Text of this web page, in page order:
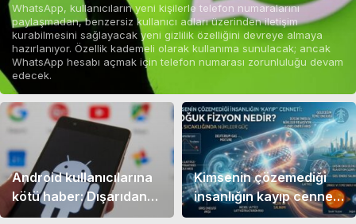
WhatsApp, kullanıcıların yeni kişilerle telefon numaralarını
paylaşmadan, benzersiz kullanıcı adları üzerinden iletişim
kurabilmesini sağlayacak yeni gizlilik özelliğini devreye almaya
hazırlanıyor. Özellik kademeli olarak kullanıma sunulacak; ancak
WhatsApp hesabı açmak için telefon numarası zorunluluğu devam
edecek.
Android kullanıcılarına
kötü haber: Dışarıdan
APK yüklemek
Kimsenin çözemediği
insanlığın kayıp cenneti:
Soğuk fizyon nedir?